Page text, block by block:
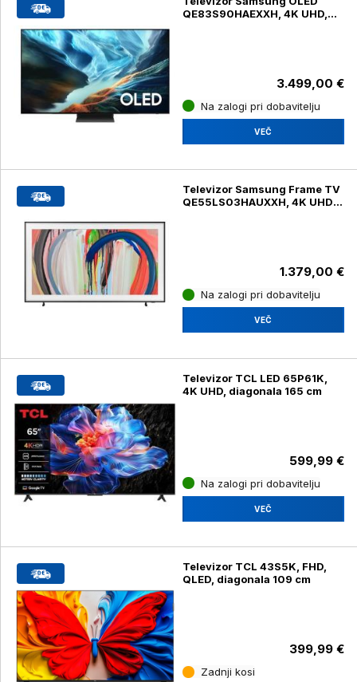
QE83S90HAEXXH, 4K UHD,
3.499,00 €
Na zalogi pri dobavitelju
VEČ
Televizor Samsung Frame TV
QE55LS03HAUXXH, 4K UHD,
1.379,00 €
Na zalogi pri dobavitelju
VEČ
Televizor TCL LED 65P61K,
4K UHD, diagonala 165 cm
599,99 €
Na zalogi pri dobavitelju
VEČ
Televizor TCL 43S5K, FHD,
QLED, diagonala 109 cm
399,99 €
Zadnji kosi